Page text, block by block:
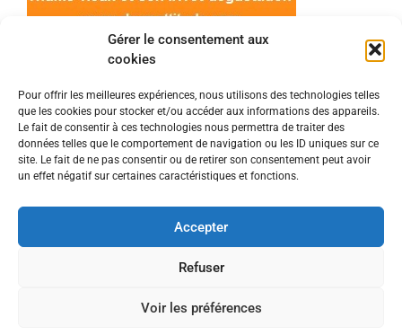
Gérer le consentement aux
cookies
Pour offrir les meilleures expériences, nous utilisons des technologies telles
que les cookies pour stocker et/ou accéder aux informations des appareils.
Le fait de consentir à ces technologies nous permettra de traiter des
données telles que le comportement de navigation ou les ID uniques sur ce
site. Le fait de ne pas consentir ou de retirer son consentement peut avoir
un effet négatif sur certaines caractéristiques et fonctions.
Accepter
Refuser
Voir les préférences
© 2022 Meilleur-rhum.net - Tous droits réservés
Mentions légales-Politique de cookies
consommer avec modération.
En tant que Partenaire Amazon, je réalise un
requises.